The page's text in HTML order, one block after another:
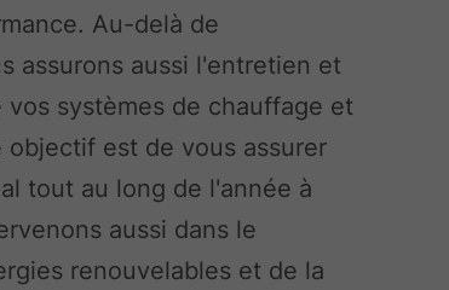
Au-delà de
assurons aussi l'entretien et
vos systèmes de chauffage et
objectif est de vous assurer
tout au long de l'année à
aussi dans le
renouvelables et de la